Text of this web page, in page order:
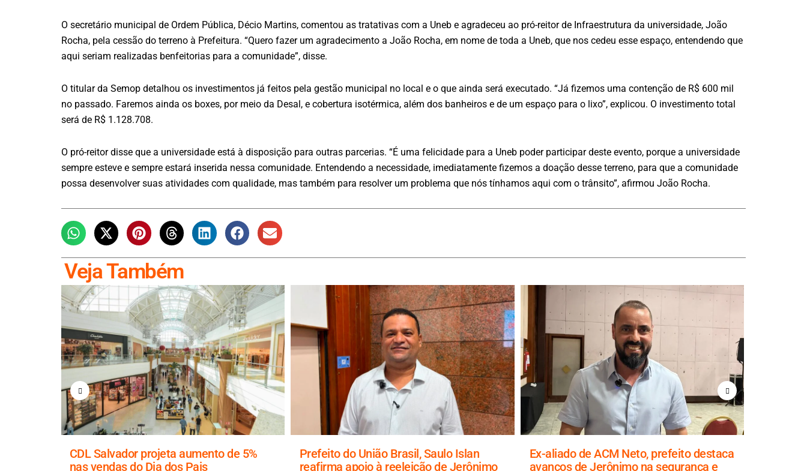
O secretário municipal de Ordem Pública, Décio Martins, comentou as tratativas com a Uneb e agradeceu ao pró-reitor de Infraestrutura da universidade, João
Rocha, pela cessão do terreno à Prefeitura. “Quero fazer um agradecimento a João Rocha, em nome de toda a Uneb, que nos cedeu esse espaço, entendendo que
aqui seriam realizadas benfeitorias para a comunidade”, disse.
O titular da Semop detalhou os investimentos já feitos pela gestão municipal no local e o que ainda será executado. “Já fizemos uma contenção de R$ 600 mil
no passado. Faremos ainda os boxes, por meio da Desal, e cobertura isotérmica, além dos banheiros e de um espaço para o lixo”, explicou. O investimento total
será de R$ 1.128.708.
O pró-reitor disse que a universidade está à disposição para outras parcerias. “É uma felicidade para a Uneb poder participar deste evento, porque a universidade
sempre esteve e sempre estará inserida nessa comunidade. Entendendo a necessidade, imediatamente fizemos a doação desse terreno, para que a comunidade
possa desenvolver suas atividades com qualidade, mas também para resolver um problema que nós tínhamos aqui com o trânsito”, afirmou João Rocha.
Veja Também
CDL Salvador projeta aumento de 5%
nas vendas do Dia dos Pais
Prefeito do União Brasil, Saulo Islan
reafirma apoio à reeleição de Jerônimo
Ex-aliado de ACM Neto, prefeito destaca
avanços de Jerônimo na segurança e